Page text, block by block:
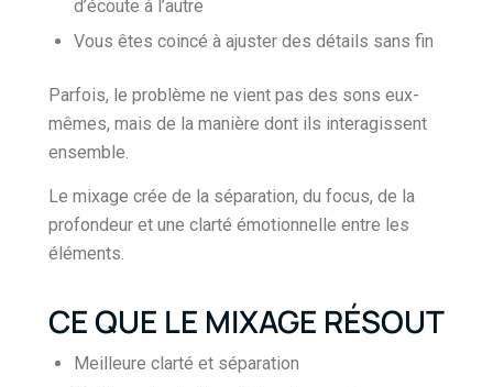
d’écoute à l’autre
Vous êtes coincé à ajuster des détails sans fin
Parfois, le problème ne vient pas des sons eux-
mêmes, mais de la manière dont ils interagissent
ensemble.
Le mixage crée de la séparation, du focus, de la
profondeur et une clarté émotionnelle entre les
éléments.
CE QUE LE MIXAGE RÉSOUT
Meilleure clarté et séparation